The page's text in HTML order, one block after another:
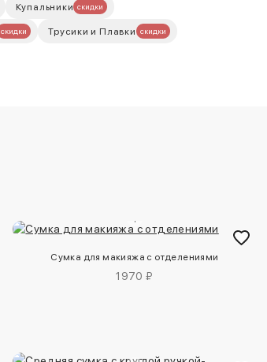
Купальники скидки
скидки Трусики и Плавки скидки
Сумка для макияжа с отделениями
1970 ₽